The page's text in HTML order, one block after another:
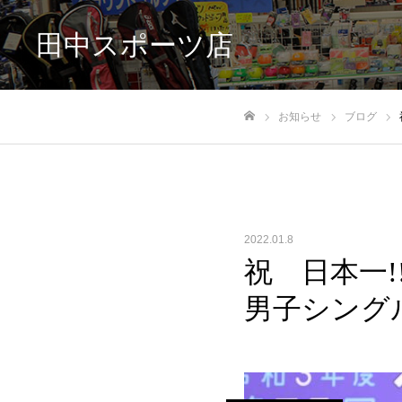
田中スポーツ店
お知らせ ブログ
2022.01.8
祝 日本一
男子シン